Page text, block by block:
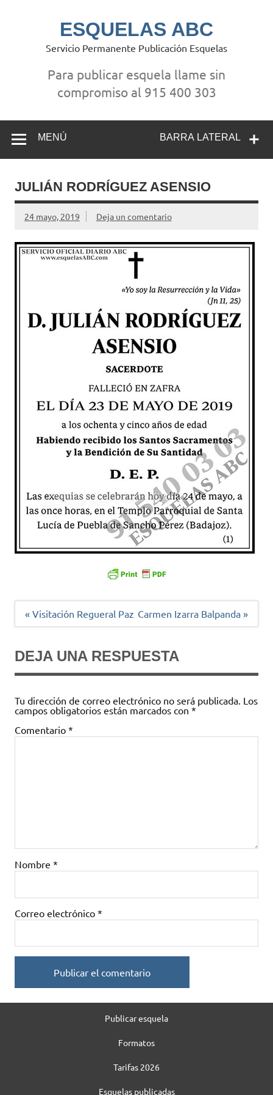
ESQUELAS ABC
Servicio Permanente Publicación Esquelas
Para publicar esquela llame sin
compromiso al 915 400 303
BARRA LATERAL
MENÚ
JULIÁN RODRÍGUEZ ASENSIO
24 mayo, 2019 Deja un comentario
Navegación
« Visitación Regueral Paz Carmen Izarra Balpanda »
DEJA UNA RESPUESTA
Tu dirección de correo electrónico no será publicada. Los
campos obligatorios están marcados con *
Comentario *
Nombre *
Correo electrónico *
Publicar esquela
Formatos
Tarifas 2026
Esquelas publicadas